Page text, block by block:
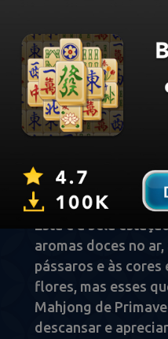
Mahjong
Jogo de
by
Mahjong de
Esta é a bela
aromas doces no
pássaros e às cores
flores, mas esses
Mahjong de
descansar e